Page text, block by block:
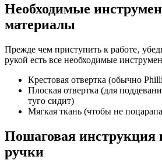
Необходимые
материалы
Прежде чем приступить к работе‚
рукой есть все необходимые
Крестовая отвертка (обычно
Плоская отвертка (для
туго сидит)
Мягкая ткань (чтобы не
Пошаговая инструкция
ручки